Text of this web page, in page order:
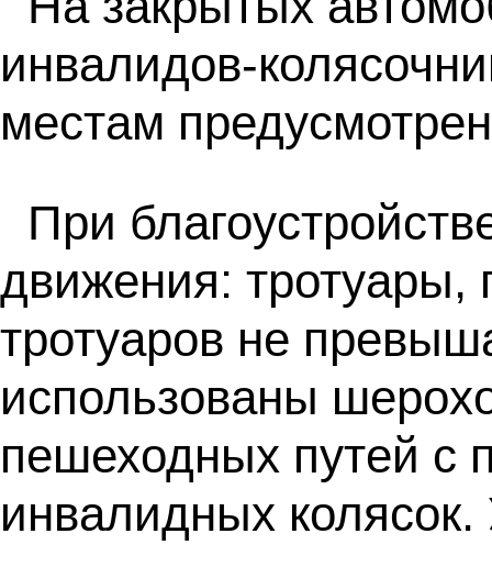
инвалидов-
местам
При
движения:
тротуаров не
использованы
пешеходных путей с
инвалидных